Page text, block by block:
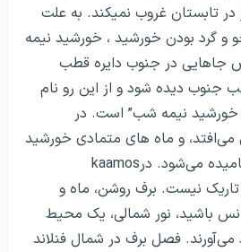
در تابستان غروب نمی­کند. به علت
و گرد بودن خورشید ، خورشید نیمه
در جنوب دایره قطب
جنوب دیده شود و از این رو نام
خورشید نیمه شب” است. در
می‌افتد، و ماه های متمادی خورشید
kaamosمی‌شود. در
تاریک نیست. برف روشن، ماه و
باشید، نور شمالی، یک محیط
فصل برف در شمال فنلاند